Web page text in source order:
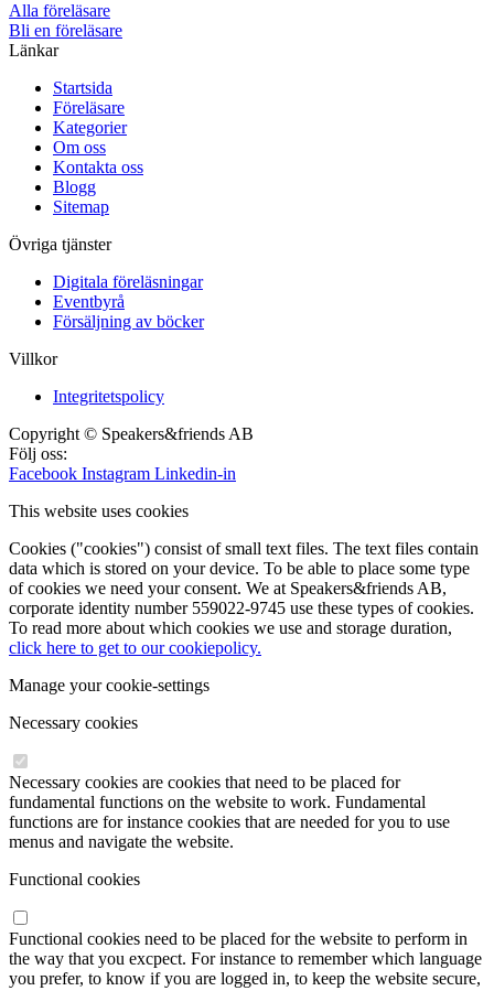
Alla föreläsare
Bli en föreläsare​
Länkar
Startsida
Föreläsare
Kategorier
Om oss
Kontakta oss
Blogg
Sitemap
Övriga tjänster
Digitala föreläsningar
Eventbyrå
Försäljning av böcker
Villkor
Integritetspolicy
Copyright © Speakers&friends AB
Följ oss:
Facebook Instagram Linkedin-in
This website uses cookies
Cookies ("cookies") consist of small text files. The text files contain
data which is stored on your device. To be able to place some type
of cookies we need your consent. We at Speakers&friends AB,
corporate identity number 559022-9745 use these types of cookies.
To read more about which cookies we use and storage duration,
click here to get to our cookiepolicy.
Manage your cookie-settings
Necessary cookies
Necessary cookies are cookies that need to be placed for
fundamental functions on the website to work. Fundamental
functions are for instance cookies that are needed for you to use
menus and navigate the website.
Functional cookies
Functional cookies need to be placed for the website to perform in
the way that you excpect. For instance to remember which language
you prefer, to know if you are logged in, to keep the website secure,